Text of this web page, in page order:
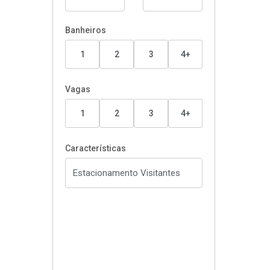
Banheiros
1 2 3 4+
Vagas
1 2 3 4+
Características